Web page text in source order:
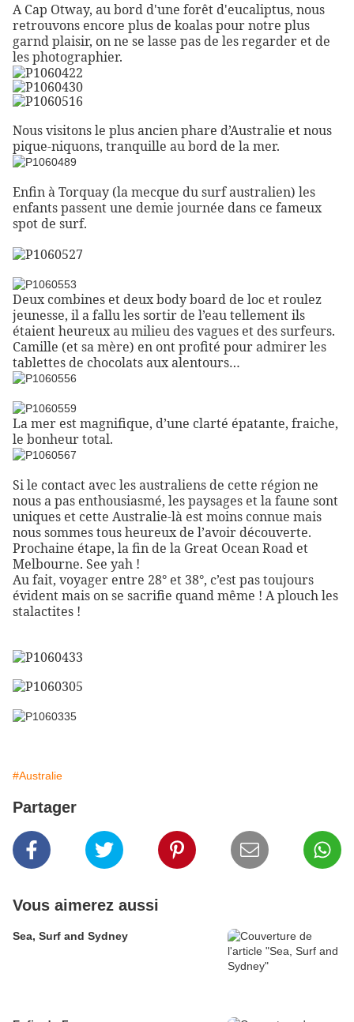
A Cap Otway, au bord d'une forêt d'eucaliptus, nous
retrouvons encore plus de koalas pour notre plus
garnd plaisir, on ne se lasse pas de les regarder et de
les photographier.
Nous visitons le plus ancien phare d’Australie et nous
pique-niquons, tranquille au bord de la mer.
Enfin à Torquay (la mecque du surf australien) les
enfants passent une demie journée dans ce fameux
spot de surf.
Deux combines et deux body board de loc et roulez
jeunesse, il a fallu les sortir de l’eau tellement ils
étaient heureux au milieu des vagues et des surfeurs.
Camille (et sa mère) en ont profité pour admirer les
tablettes de chocolats aux alentours…
La mer est magnifique, d’une clarté épatante, fraiche,
le bonheur total.
Si le contact avec les australiens de cette région ne
nous a pas enthousiasmé, les paysages et la faune sont
uniques et cette Australie-là est moins connue mais
nous sommes tous heureux de l’avoir découverte.
Prochaine étape, la fin de la Great Ocean Road et
Melbourne. See yah !
Au fait, voyager entre 28° et 38°, c’est pas toujours
évident mais on se sacrifie quand même ! A plouch les
stalactites !
#Australie
Partager
Vous aimerez aussi
Sea, Surf and Sydney